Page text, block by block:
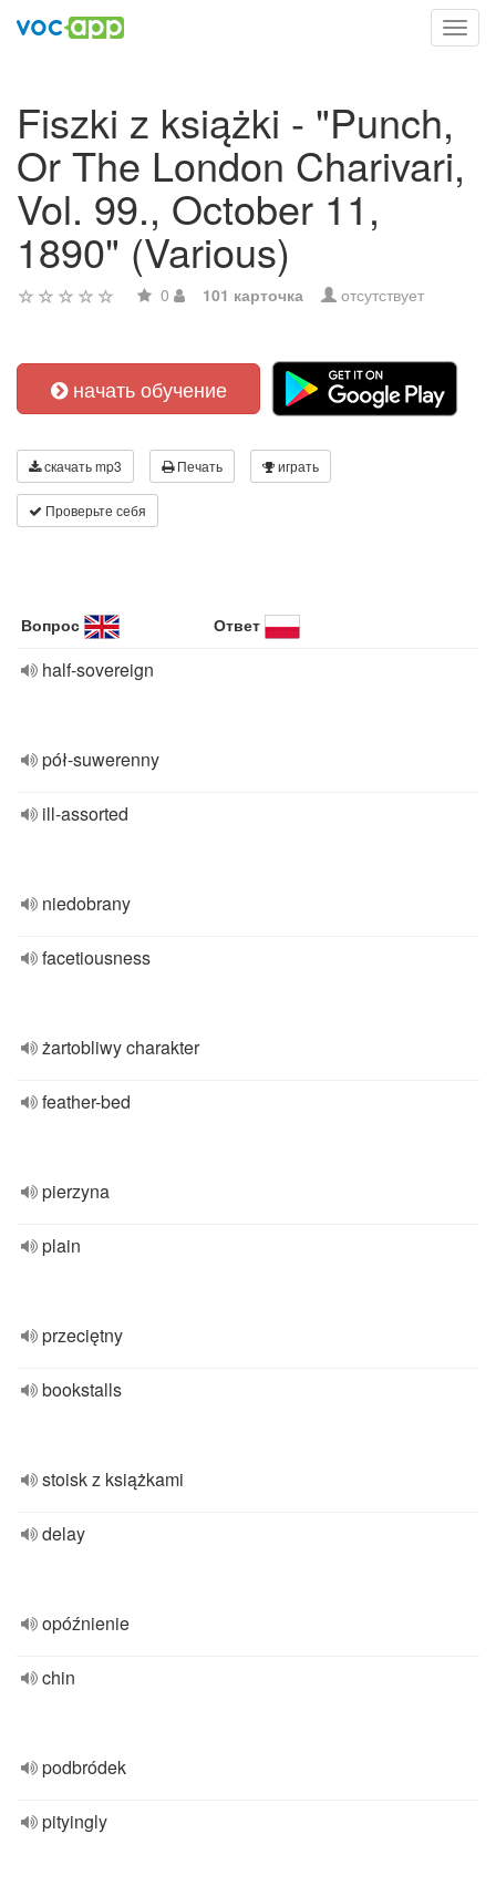
Fiszki z książki - "Punch,
Or The London Charivari,
Vol. 99., October 11,
1890" (Various)
0 101 карточка отсутствует
начать обучение
скачать mp3 Печать играть
Проверьте себя
Вопрос Ответ
half-sovereign
pół-suwerenny
ill-assorted
niedobrany
facetiousness
żartobliwy charakter
feather-bed
pierzyna
plain
przeciętny
bookstalls
stoisk z książkami
delay
opóźnienie
chin
podbródek
pityingly